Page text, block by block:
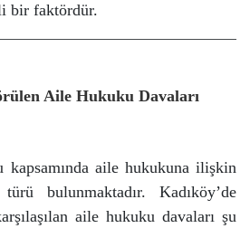
bir faktördür.
Aile Hukuku Davaları
aile hukukuna ilişkin
bulunmaktadır. Kadıköy’de
aile hukuku davaları şu